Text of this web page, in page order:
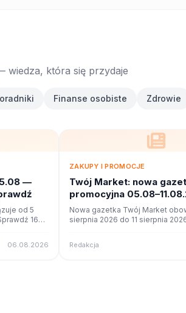
wiedza, która się przydaje
Finanse osobiste Zdrowie
—
od 5
16
06.08.2026
ZAKUPY I PROMOCJE
Twój Market: nowa
promocyjna
ofercie?
Nowa gazetka Twój Market
sierpnia 2026 do 11 sierpnia
Redakcja